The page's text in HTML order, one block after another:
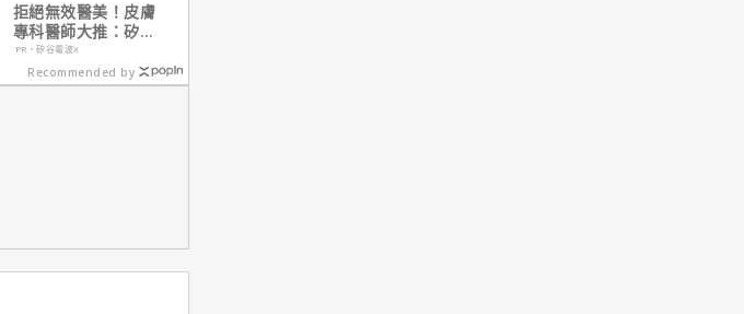
拒絕無效醫美！皮膚
專科醫師大推：矽谷
電波 X 讓肌膚由內而
外更強韌
PR・矽谷電波X
Recommended by